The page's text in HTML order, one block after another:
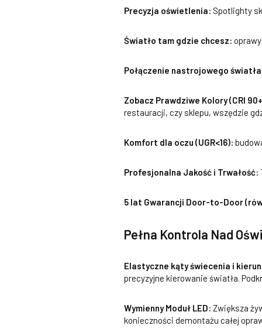
Precyzja oświetlenia: Spotlighty
Światło tam gdzie chcesz:
Połączenie nastrojowego
Zobacz Prawdziwe Kolory (CRI
restauracji, czy sklepu, wszędzie
Komfort dla oczu (UGR<16):
Profesjonalna Jakość i Trwałość:
5 lat Gwarancji Door-to-Door
Pełna Kontrola Nad
Elastyczne kąty świecenia i
precyzyjne kierowanie światła.
Wymienny Moduł LED: Zwiększa
konieczności demontażu całej